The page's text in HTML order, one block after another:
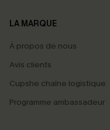
LA MARQUE
À propos de nous
Avis clients
Cupshe chaîne logistique
Programme ambassadeur